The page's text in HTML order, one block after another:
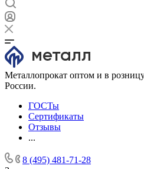
Металлопрокат оптом и в
России.
ГОСТы
Сертификаты
Отзывы
...
8 (495) 481-71-28